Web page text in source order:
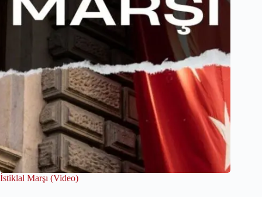
İstiklal Marşı (Video)